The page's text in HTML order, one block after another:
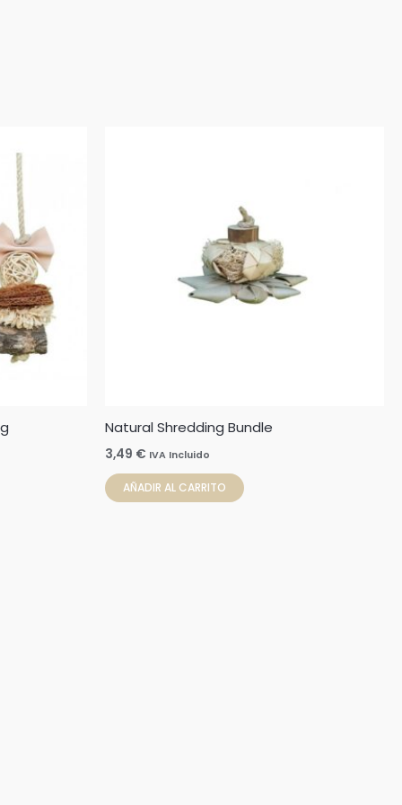
Natural Shredding Bundle
3,49 € IVA Incluido
AÑADIR AL CARRITO